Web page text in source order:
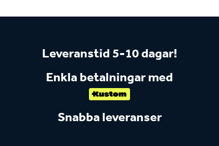
Leveranstid 5-10 dagar!
Enkla betalningar med
Snabba leveranser